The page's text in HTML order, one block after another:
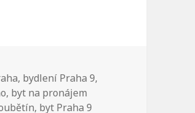
, bydlení Praha 9,
, byt na pronájem
, byt Praha 9